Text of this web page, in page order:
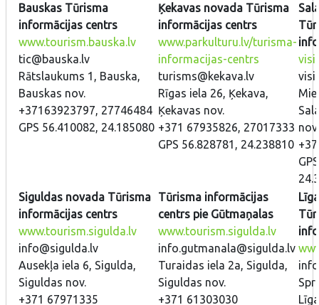
Bauskas Tūrisma
informācijas centrs
www.tourism.bauska.lv
tic@bauska.lv
Rātslaukums 1, Bauska,
Bauskas nov.
+37163923797, 27746484
GPS 56.410082, 24.185080
Ķekavas novada Tūrisma
informācijas centrs
www.parkulturu.lv/turisma-
informacijas-centrs
turisms@kekava.lv
Rīgas iela 26, Ķekava,
Ķekavas nov.
+371 67935826, 27017333
GPS 56.828781, 24.238810
nov.
Siguldas novada Tūrisma
informācijas centrs
www.tourism.sigulda.lv
info@sigulda.lv
Ausekļa iela 6, Sigulda,
Siguldas nov.
+371 67971335
Tūrisma informācijas
centrs pie Gūtmaņalas
www.tourism.sigulda.lv
info.gutmanala@sigulda.lv
Turaidas iela 2a, Sigulda,
Siguldas nov.
+371 61303030